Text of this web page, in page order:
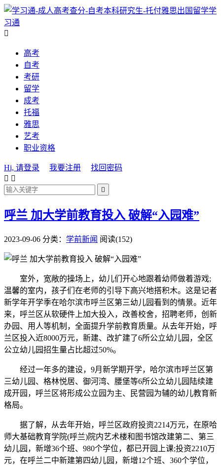
学
习通

高考
自考
考研
留学
成考
托福
雅思
艺考
职业资格
Hi, 请登录 我要注册
找回密码
 

呼兰 加大学前教育投入 破解“入园难”
2023-09-06 分类： 学前新闻 阅读(152)
室外，宽敞的操场上，幼儿们开心地跟着幼师做着游戏;
温馨的室内，孩子们在老师的引导下高兴地搭积木。这是记者
新学年开学季在哈尔滨市呼兰区第三幼儿园看到的情景。近年
来，呼兰区从软硬件上加大投入，改善校舍，招聘老师，创新
办园、用人等机制，全面提升学前教育质量。从去年开始，呼
兰区投入近8000万元，新建、改扩建了6所公立幼儿园，全区
公立幼儿园招生量占比超过50%。
经过一年多的建设，9月新学期开学，哈尔滨市呼兰区第
三幼儿园、格林悦居、御河湾、腰堡等6所公立幼儿园陆续建
成开园，呼兰区将形成公立园为主、民营园为辅的幼儿教育新
格局。
据了解，从去年开始，呼兰区政府投资2214万元，在原哈
师大基础教育学院(呼兰)院内艺术楼和图书馆改建第二、第三
幼儿园，新增36个班、980个学位，都已开园上课;投资2210万
元，在呼兰二中新建第四幼儿园，新增12个班、360个学位，